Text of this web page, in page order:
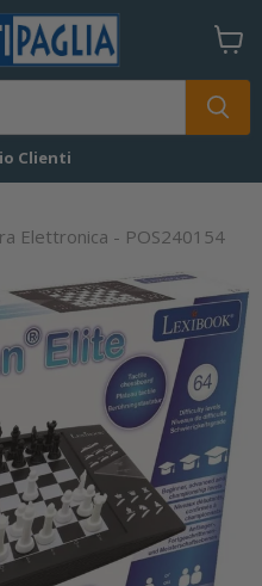
Clienti
il
Elettronica - POS240154